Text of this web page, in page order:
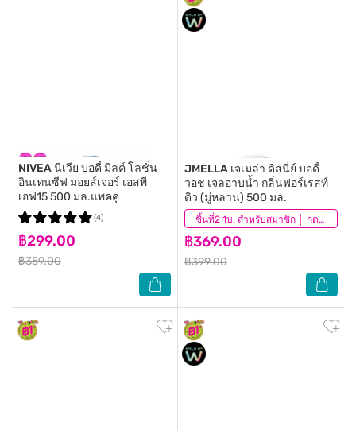
NIVEAนีเวีย บอดี้ มิลค์ โลชั่น
อินเทนซีฟ มอยส์เจอร์ เอสพี
เอฟ15 500 มล.แพคคู่
฿299.00
฿359.00
(4) ชิ้นที่2 1บ. สำหรับสมาชิก │ กดสินค้า 2 ชิ้นเพื่อรับโปรโมชันนี้
JMELLA เจเมล่า ดิสนี่ย์ บอดี้
วอช เจลอาบน้ำ กลิ่นฟอร์เรสท์
ดิว (มู่หลาน) 500 มล.
฿369.00
฿399.00
(25)